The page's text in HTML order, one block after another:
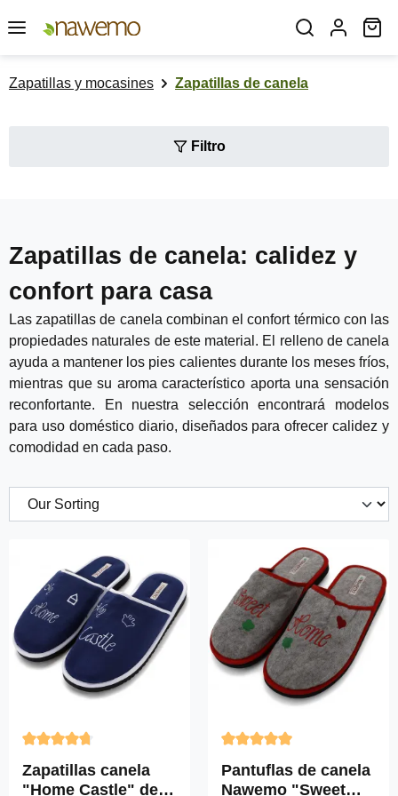
Saltar al contenido principal
Zapatillas y mocasines Zapatillas de canela
Filtro
Zapatillas de canela: calidez y
confort para casa
Las zapatillas de canela combinan el confort térmico con las
propiedades naturales de este material. El relleno de canela
ayuda a mantener los pies calientes durante los meses fríos,
mientras que su aroma característico aporta una sensación
reconfortante. En nuestra selección encontrará modelos
para uso doméstico diario, diseñados para ofrecer calidez y
comodidad en cada paso.
Calificación promedio de 4.87 de 5 estrellas
Zapatillas canela
"Home Castle" de
Calificación promedio de
Pantuflas de canela
Nawemo "Sweet